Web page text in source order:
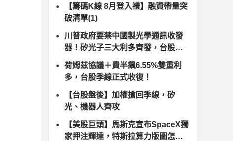
【籌碼K線 8月登入禮】融資帶量突
破清單(1)
川普政府要禁中國製光學通訊收發
器！矽光子三大利多齊發，台股供
應鏈同步噴出
荷姆茲協議＋費半飆6.55%雙重利
多，台股季線正式收復！
【台股盤後】加權搶回季線，矽
光、機器人齊攻
【美股巨頭】馬斯克宣布SpaceX獨
家押注輝達，特斯拉算力版圖怎麼